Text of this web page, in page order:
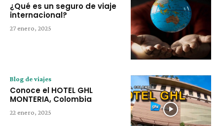
¿Qué es un seguro de viaje
internacional?
27 enero, 2025
Blog de viajes
Conoce el HOTEL GHL
MONTERIA, Colombia
22 enero, 2025